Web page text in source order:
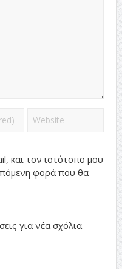
και τον ιστότοπο μου
φορά που θα
για νέα σχόλια